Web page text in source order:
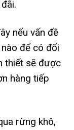
nếu vấn đề
để có đổi
thiết sẽ được
hàng tiếp
rừng khô,